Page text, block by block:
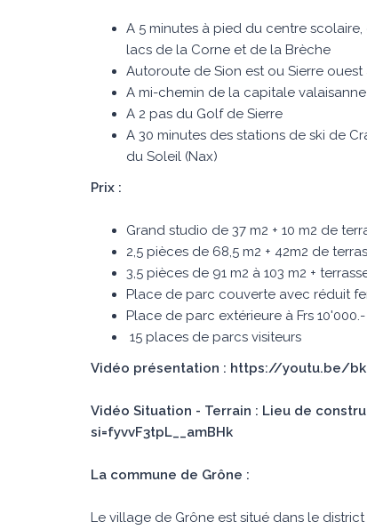
A 5 minutes à pied du centre
lacs de la Corne et de la Brèche
Autoroute de Sion est ou Sierre
A mi-chemin de la capitale
A 2 pas du Golf de Sierre
A 30 minutes des stations de ski de
du Soleil (Nax)
Prix :
Grand studio de 37 m2 + 10 m2 de
2,5 pièces de 68,5 m2 + 42m2 de
3,5 pièces de 91 m2 à 103 m2 +
Place de parc couverte avec réduit
Place de parc extérieure à Frs 10'000.-
15 places de parcs visiteurs
Vidéo présentation : https://youtu.be/
Vidéo Situation - Terrain : Lieu de
si=fyvvF3tpL__amBHk
La commune de Grône :
Le village de Grône est situé dans le